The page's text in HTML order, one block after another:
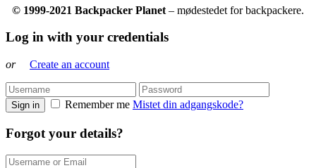
© 1999-2021 Backpacker Planet – mødestedet for backpackere.
Log in with your credentials
or Create an account
Sign in Remember me Mistet din adgangskode?
Forgot your details?